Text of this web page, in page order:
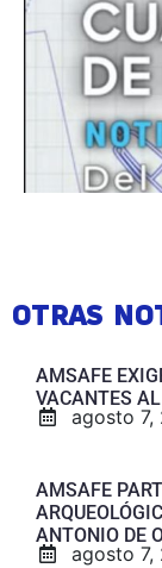
OTRAS
AMSAFE
VACANTES
agosto 7,
AMSAFE
ANTONIO DE
agosto 7,